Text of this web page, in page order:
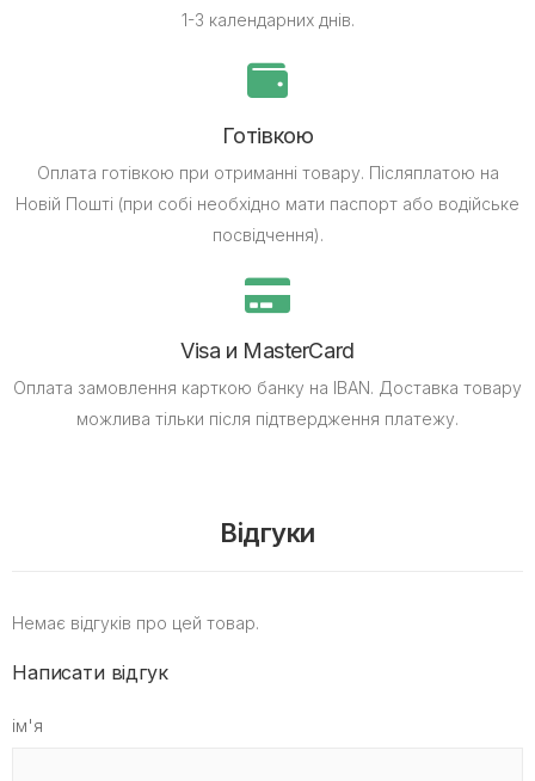
1-3 календарних днів.
Готівкою
Оплата готівкою при отриманні товару. Післяплатою на
Новій Пошті (при собі необхідно мати паспорт або водійське
посвідчення).
Visa и MasterCard
Оплата замовлення карткою банку на IBAN. Доставка товару
можлива тільки після підтвердження платежу.
Відгуки
Немає відгуків про цей товар.
Написати відгук
ім'я